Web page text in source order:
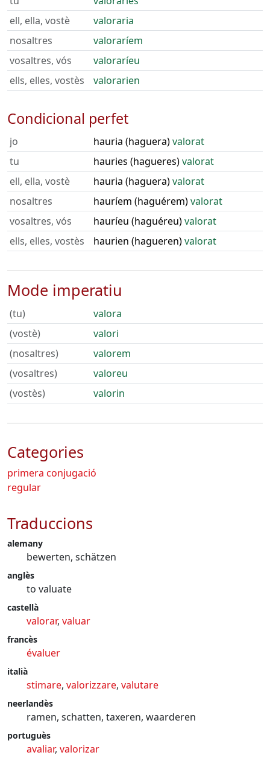
ell, ella, vostè
valoraria
nosaltres
valoraríem
vosaltres, vós
valoraríeu
ells, elles, vostès
valorarien
Condicional perfet
jo hauria (haguera)valorat
tu
hauries (hagueres)valorat
ell, ella, vostè
hauria (haguera)valorat
nosaltres
hauríem (haguérem)valorat
vosaltres, vós
hauríeu (haguéreu)valorat
ells, elles, vostès
haurien (hagueren)valorat
Mode imperatiu
(tu)
valora
(vostè)
valori
(nosaltres)
valorem
(vosaltres)
valoreu
(vostès)
valorin
Categories
primera conjugació
regular
Traduccions
alemany
bewerten, schätzen
anglès
to valuate
castellà
valorar, valuar
francès
évaluer
italià
stimare, valorizzare, valutare
neerlandès
ramen, schatten, taxeren, waarderen
portuguès
avaliar, valorizar